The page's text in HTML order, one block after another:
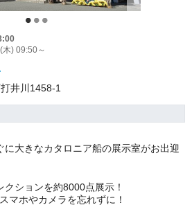
) 09:50～
井川1458-1
に大きなカタロニア船の展示室がお出迎
ションを約8000点展示！
マホやカメラを忘れずに！